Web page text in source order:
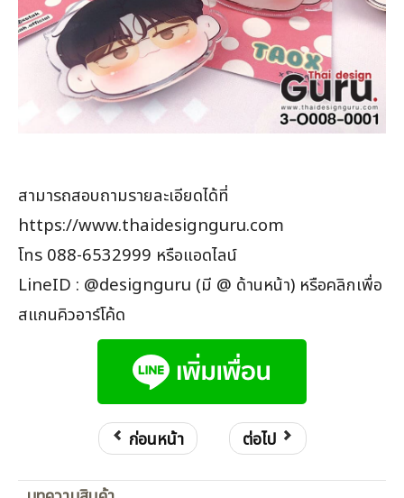
สามารถสอบถามรายละเอียดได้ที่
https://www.thaidesignguru.com
โทร 088-6532999 หรือแอดไลน์
LineID : @designguru (มี @ ด้านหน้า) หรือคลิกเพื่อ
สแกนคิวอาร์โค้ด
ก่อนหน้า ต่อไป